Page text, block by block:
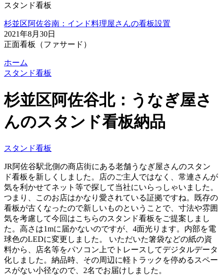
スタンド看板
杉並区阿佐谷南：インド料理屋さんの看板設置
2021年8月30日
正面看板（ファサード）
ホーム
スタンド看板
杉並区阿佐谷北：うなぎ屋さ
んのスタンド看板納品
スタンド看板
JR阿佐谷駅北側の商店街にある老舗うなぎ屋さんのスタン
ド看板を新しくしました。店のご主人ではなく、常連さんが
気を利かせてネット等で探して当社にいらっしゃいました。
つまり、このお店はかなり愛されている証拠ですね。既存の
看板が古くなったので新しいものということで、寸法や雰囲
気を考慮して今回はこちらのスタンド看板をご提案しまし
た。高さは1mに届かないのですが、4面光ります。内部を電
球色のLEDに変更しました。
いただいた箸袋などの紙の資
料から、店名等をパソコン上でトレースしてデジタルデータ
化しました。納品時、その周辺に軽トラックを停めるスペー
スがない小径なので、2名でお届けしました。